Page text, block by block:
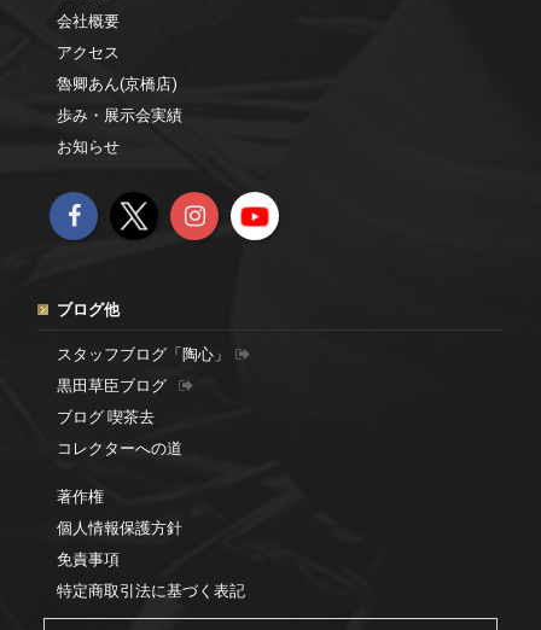
会社概要
アクセス
魯卿あん(京橋店)
歩み・展示会実績
お知らせ
ブログ他
スタッフブログ「陶心」
黒田草臣ブログ
ブログ 喫茶去
コレクターへの道
著作権
個人情報保護方針
免責事項
特定商取引法に基づく表記